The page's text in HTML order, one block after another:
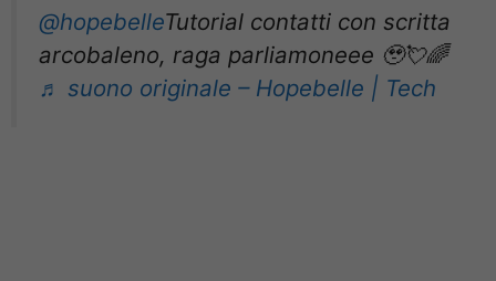
@hopebelleTutorial contatti con scritta
arcobaleno, raga parliamoneee 🥹💘🌈
♬ suono originale – Hopebelle | Tech